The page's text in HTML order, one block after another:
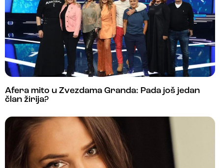
Afera mito u Zvezdama Granda: Pada još jedan
član žirija?